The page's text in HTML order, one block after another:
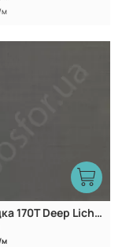
м
Подкладка 170T Deep Lichen Green
м